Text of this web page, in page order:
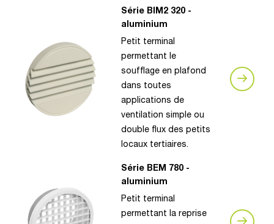
Série BIM2 320 -
aluminium
Petit terminal
permettant le
soufflage en plafond
dans toutes
applications de
ventilation simple ou
double flux des petits
locaux tertiaires.
Série BEM 780 -
aluminium
Petit terminal
permettant la reprise